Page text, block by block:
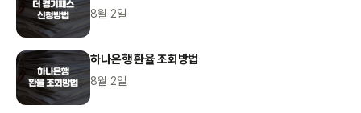
8월 2일
하나은행 환율 조회방법
8월 2일